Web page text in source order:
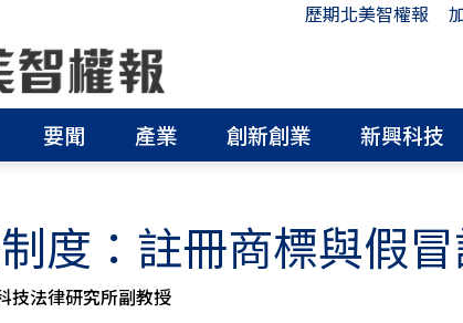
歷期北美智權報
要聞 產業 創新創業 新興科技
度：註冊商標與假
技法律研究所副教授